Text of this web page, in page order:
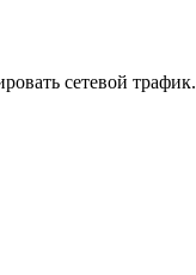
сетевой трафик.